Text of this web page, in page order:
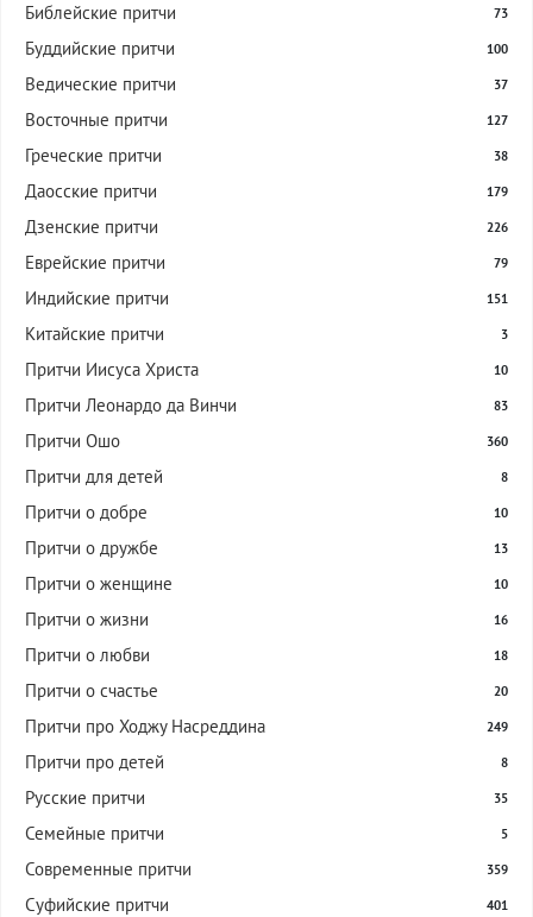
Библейские притчи 73
Буддийские притчи 100
Ведические притчи 37
Восточные притчи 127
Греческие притчи 38
Даосские притчи 179
Дзенские притчи 226
Еврейские притчи 79
Индийские притчи 151
Китайские притчи 3
Притчи Иисуса Христа 10
Притчи Леонардо да Винчи 83
Притчи Ошо 360
Притчи для детей 8
Притчи о добре 10
Притчи о дружбе 13
Притчи о женщине 10
Притчи о жизни 16
Притчи о любви 18
Притчи о счастье 20
Притчи про Ходжу Насреддина 249
Притчи про детей 8
Русские притчи 35
Семейные притчи 5
Современные притчи 359
Суфийские притчи 401